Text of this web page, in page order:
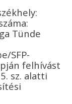
Tünde
SFP-
felhívást
sz. alatti